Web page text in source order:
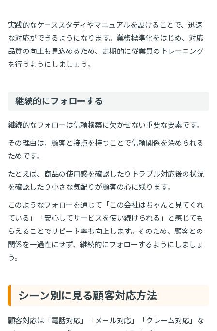
実践的なケーススタディやマニュアルを設けることで、迅速
な対応ができるようになります。業務標準化をはじめ、対応
品質の向上も見込めるため、定期的に従業員のトレーニング
を行うようにしましょう。
継続的にフォローする
継続的なフォローは信頼構築に欠かせない重要な要素です。
その理由は、顧客と接点を持つことで信頼関係を深められる
ためです。
たとえば、商品の使用感を確認したりトラブル対応後の状況
を確認したり小さな気配りが顧客の心に残ります。
このようなフォローを通じて「この会社はちゃんと見てくれ
ている」「安心してサービスを使い続けられる」と感じても
らえることでリピート率も向上します。そのため、顧客との
関係を一過性にせず、継続的にフォローするようにしましょ
う。
シーン別に見る顧客対応方法
顧客対応は「電話対応」「メール対応」「クレーム対応」な